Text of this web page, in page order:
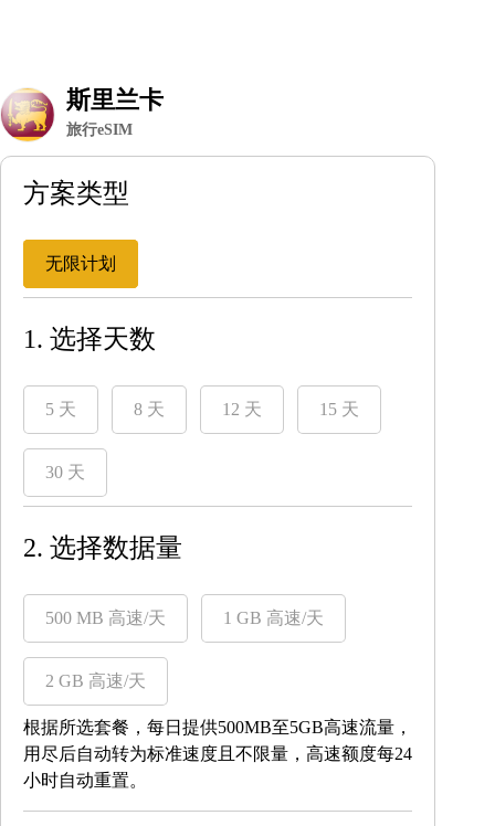
斯里兰卡
旅行eSIM
方案类型
无限计划
1. 选择天数
5 天 8 天 12 天 15 天
30 天
2. 选择数据量
500 MB 高速/天 1 GB 高速/天
2 GB 高速/天
根据所选套餐，每日提供500MB至5GB高速流量，
用尽后自动转为标准速度且不限量，高速额度每24
小时自动重置。